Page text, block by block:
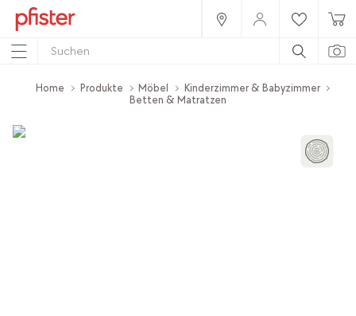
Home Produkte Möbel
Kinderzimmer & Babyzimmer
Betten & Matratzen